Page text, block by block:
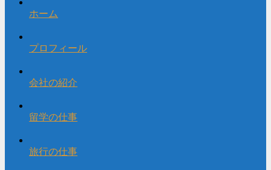
ホーム
プロフィール
会社の紹介
留学の仕事
旅行の仕事